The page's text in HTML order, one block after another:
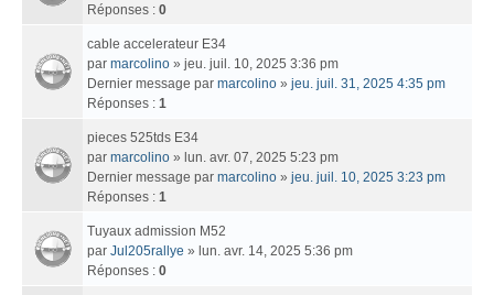
Réponses : 0
cable accelerateur E34
par marcolino » jeu. juil. 10, 2025 3:36 pm
Dernier message par marcolino » jeu. juil. 31, 2025 4:35 pm
Réponses : 1
pieces 525tds E34
par marcolino » lun. avr. 07, 2025 5:23 pm
Dernier message par marcolino » jeu. juil. 10, 2025 3:23 pm
Réponses : 1
Tuyaux admission M52
par Jul205rallye » lun. avr. 14, 2025 5:36 pm
Réponses : 0